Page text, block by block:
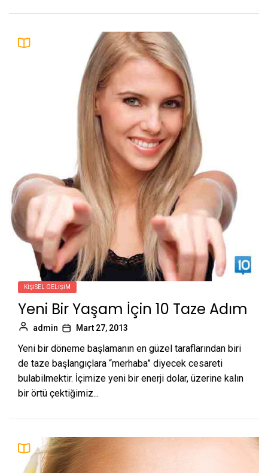
KIŞISEL GELIŞIM
Yeni Bir Yaşam İçin 10 Taze Adım
admin Mart 27, 2013
Yeni bir döneme başlamanın en güzel taraflarından biri
de taze başlangıçlara “merhaba” diyecek cesareti
bulabilmektir. İçimize yeni bir enerji dolar, üzerine kalın
bir örtü çektiğimiz...